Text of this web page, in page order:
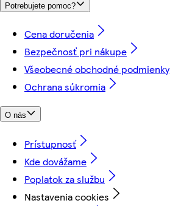
Potrebujete pomoc?
Cena doručenia
Bezpečnosť pri nákupe
Všeobecné obchodné podmienky
Ochrana súkromia
O nás
Prístupnosť
Kde dovážame
Poplatok za službu
Nastavenia cookies